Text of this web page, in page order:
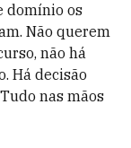
domínio os
Não querem
não há
Há decisão
nas mãos